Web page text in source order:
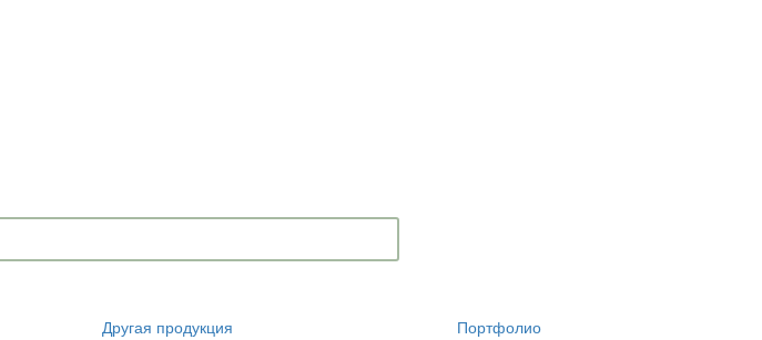
Другая продукция
Портфолио